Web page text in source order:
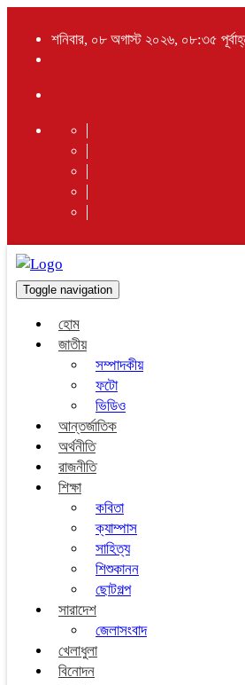
শনিবার, ০৮ অগাস্ট ২০২৬, ০৮:৩৫
Toggle navigation
হোম
জাতীয়
সম্পাদকীয়
ফটো
ভিডিও
আন্তর্জাতিক
অর্থনীতি
রাজনীতি
শিক্ষা
কবিতা
ক্যাম্পাস
সাহিত্য
শিশুকানন
ছোটগল্প
সারাদেশ
জেলাসংবাদ
খেলাধুলা
বিনোদন